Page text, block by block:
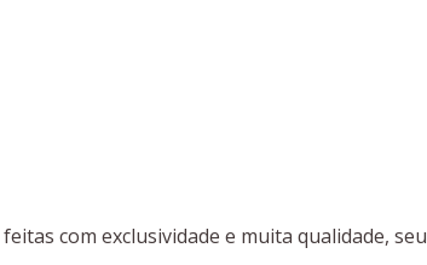
feitas com exclusividade e muita qualidade, seu